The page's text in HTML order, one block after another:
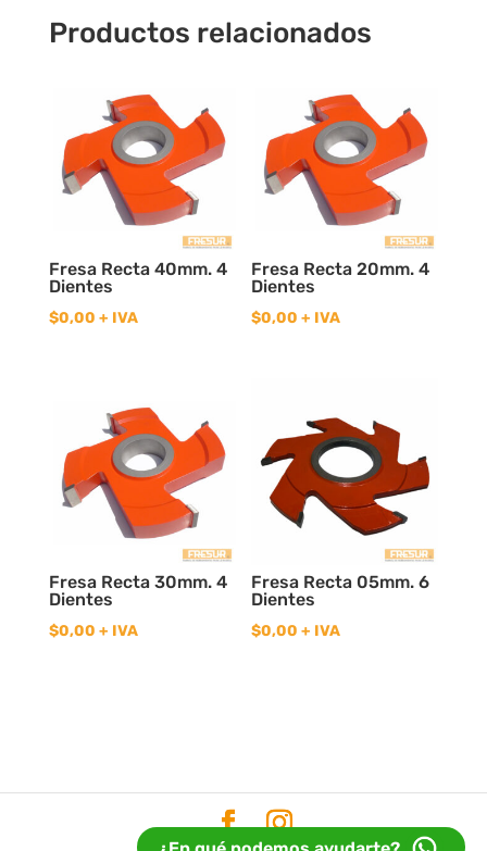
Productos relacionados
Fresa Recta 40mm. 4
Dientes
$0,00 + IVA
Fresa Recta 20mm. 4
Dientes
$0,00 + IVA
Fresa Recta 30mm. 4
Dientes
$0,00 + IVA
Fresa Recta 05mm. 6
Dientes
$0,00 + IVA